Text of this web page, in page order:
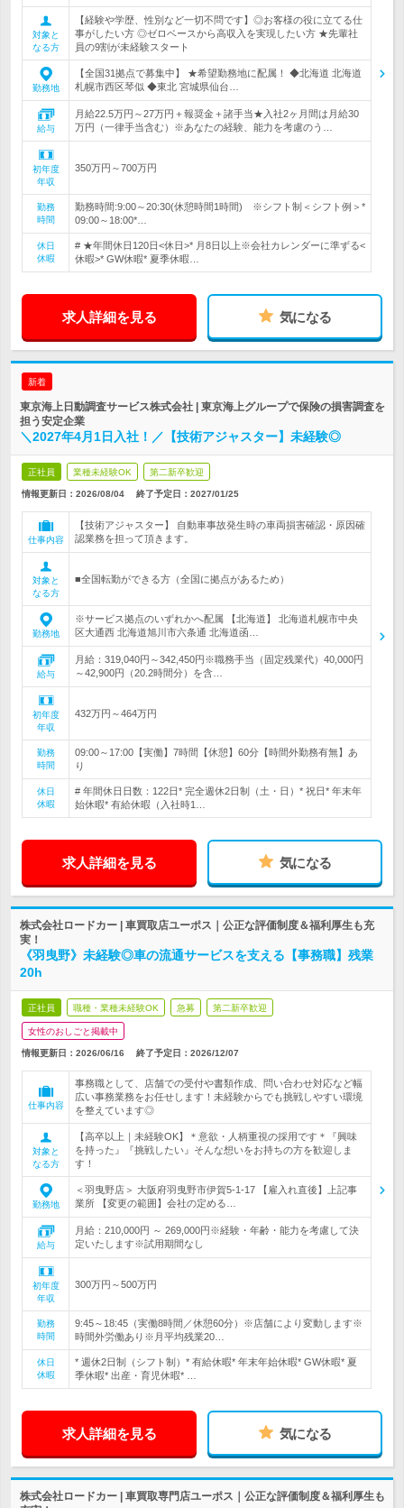
対象と
なる方
【経験や学歴、性別など一切不問です】◎お客様の役に立てる仕
事がしたい方 ◎ゼロベースから高収入を実現したい方 ★先輩社
員の9割が未経験スタート
勤務地
【全国31拠点で募集中】 ★希望勤務地に配属！ ◆北海道 北海道
札幌市西区琴似 ◆東北 宮城県仙台…
給与
月給22.5万円～27万円＋報奨金＋諸手当★入社2ヶ月間は月給30
万円（一律手当含む）※あなたの経験、能力を考慮のう…
初年度
年収
350万円～700万円
勤務
時間
勤務時間:9:00～20:30(休憩時間1時間) ※シフト制＜シフト例＞*
09:00～18:00*…
休日
休暇
# ★年間休日120日<休日>* 月8日以上※会社カレンダーに準ずる<
休暇>* GW休暇* 夏季休暇…
求人詳細を見る 気になる
新着
東京海上日動調査サービス株式会社 | 東京海上グループで保険の損害調査を
担う安定企業
＼2027年4月1日入社！／【技術アジャスター】未経験◎
正社員 業種未経験OK 第二新卒歓迎
情報更新日：2026/08/04 終了予定日： 2027/01/25
仕事内容
【技術アジャスター】 自動車事故発生時の車両損害確認・原因確
認業務を担って頂きます。
対象と
なる方
■全国転勤ができる方（全国に拠点があるため）
勤務地
※サービス拠点のいずれかへ配属 【北海道】 北海道札幌市中央
区大通西 北海道旭川市六条通 北海道函…
給与
月給：319,040円～342,450円※職務手当（固定残業代）40,000円
～42,900円（20.2時間分）を含…
初年度
年収
432万円～464万円
勤務
時間
09:00～17:00【実働】7時間【休憩】60分【時間外勤務有無】あ
り
休日
休暇
# 年間休日日数：122日* 完全週休2日制（土・日）* 祝日* 年末年
始休暇* 有給休暇（入社時1…
求人詳細を見る 気になる
株式会社ロードカー | 車買取店ユーポス｜公正な評価制度＆福利厚生も充
実！
《羽曳野》未経験◎車の流通サービスを支える【事務職】残業
20h
正社員 職種・業種未経験OK 急募 第二新卒歓迎
女性のおしごと掲載中
情報更新日：2026/06/16 終了予定日： 2026/12/07
仕事内容
事務職として、店舗での受付や書類作成、問い合わせ対応など幅
広い事務業務をお任せします！未経験からでも挑戦しやすい環境
を整えています◎
対象と
なる方
【高卒以上｜未経験OK】＊意欲・人柄重視の採用です＊『興味
を持った』『挑戦したい』そんな想いをお持ちの方を歓迎しま
す！
勤務地
＜羽曳野店＞ 大阪府羽曳野市伊賀5-1-17 【雇入れ直後】上記事
業所 【変更の範囲】会社の定める…
給与
月給：210,000円 ～ 269,000円※経験・年齢・能力を考慮して決
定いたします※試用期間なし
初年度
年収
300万円～500万円
勤務
時間
9:45～18:45（実働8時間／休憩60分）※店舗により変動します※
時間外労働あり※月平均残業20…
休日
休暇
* 週休2日制（シフト制）* 有給休暇* 年末年始休暇* GW休暇* 夏
季休暇* 出産・育児休暇* …
求人詳細を見る 気になる
株式会社ロードカー | 車買取専門店ユーポス｜公正な評価制度＆福利厚生も